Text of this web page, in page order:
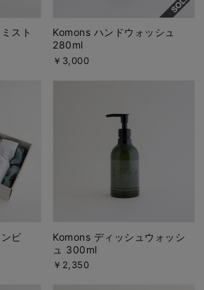
スト
Komons ハンドウォッシュ
280ml
￥3,000
ビ
Komons ディッシュウォッシ
ュ 300ml
￥2,350